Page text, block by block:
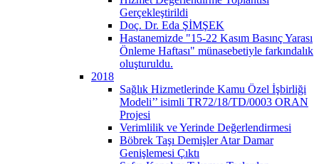
Gerçekleştirildi
Doç. Dr. Eda ŞİMŞEK
Hastanemizde "15-22 Kasım Basınç Yarası
Önleme Haftası" münasebetiyle farkındalık
oluşturuldu.
2018
Sağlık Hizmetlerinde Kamu Özel İşbirliği
Modeli’’ isimli TR72/18/TD/0003 ORAN
Projesi
Verimlilik ve Yerinde Değerlendirmesi
Böbrek Taşı Demişler Atar Damar
Genişlemesi Çıktı